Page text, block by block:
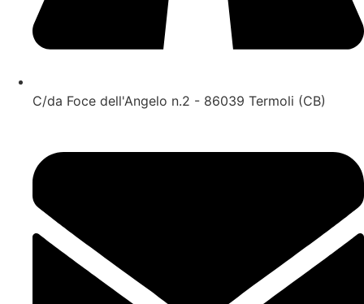
C/da Foce dell'Angelo n.2 - 86039 Termoli (CB)